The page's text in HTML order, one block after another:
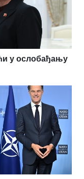
у ослобађању